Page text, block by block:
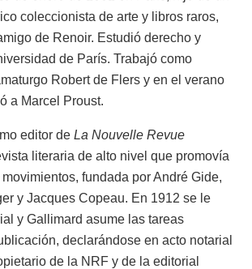
coleccionista de arte y libros raros,
de Renoir. Estudió derecho y
de París. Trabajó como
Robert de Flers y en el verano
a Marcel Proust.
editor de La Nouvelle Revue
literaria de alto nivel que promovía
fundada por André Gide,
y Jacques Copeau. En 1912 se le
y Gallimard asume las tareas
declarándose en acto notarial
de la NRF y de la editorial